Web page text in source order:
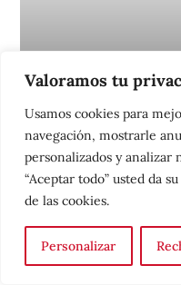
Valoramos tu
Usamos cookies para
navegación, mostrarle
personalizados y analizar
“Aceptar todo” usted da
de las cookies.
Personalizar
UGT logra la
horas en la
del Estado
UGT Servicios Públicos
por primera vez de
jornada laboral de 35